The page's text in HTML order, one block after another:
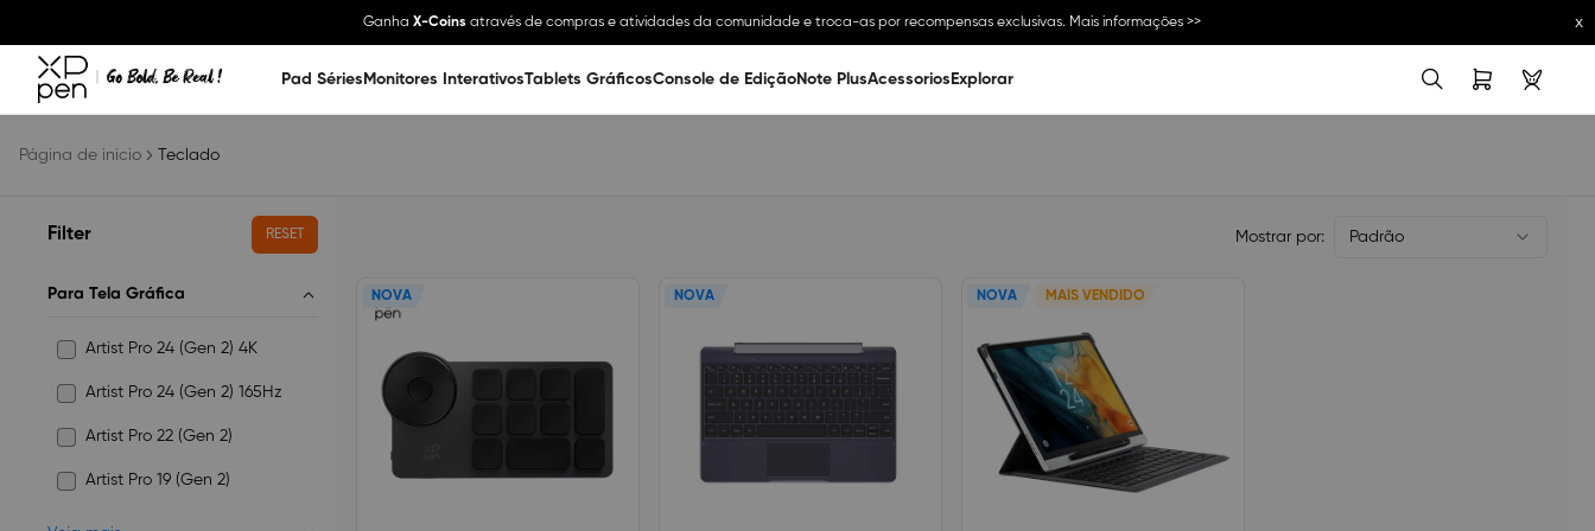
Ganha X-Coinsatravés de compras e atividades da comunidade e troca-as por recompensas exclusivas. Mais informações >> x
Pad Séries Monitores InterativosTablets GráficosConsole de EdiçãoNote PlusAcessorios Explorar
Página de inicio Teclado
Filter RESET
Para Tela Gráfica
Artist Pro 24 (Gen 2) 4K
Artist Pro 24 (Gen 2) 165Hz
Artist Pro 22 (Gen 2)
Artist Pro 19 (Gen 2)
Mostrar por: Padrão
NOVA NOVA NOVA MAIS VENDIDO